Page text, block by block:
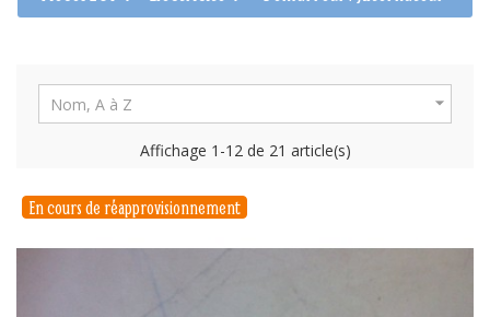
Nom, A à Z 
Affichage 1-12 de 21 article(s)
En cours de réapprovisionnement